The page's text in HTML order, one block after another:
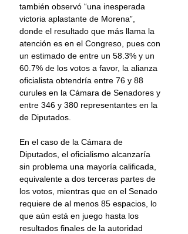
también observó “una inesperada
victoria aplastante de Morena”,
donde el resultado que más llama la
atención es en el Congreso, pues con
un estimado de entre un 58.3% y un
60.7% de los votos a favor, la alianza
oficialista obtendría entre 76 y 88
curules en la Cámara de Senadores y
entre 346 y 380 representantes en la
de Diputados.
En el caso de la Cámara de
Diputados, el oficialismo alcanzaría
sin problema una mayoría calificada,
equivalente a dos terceras partes de
los votos, mientras que en el Senado
requiere de al menos 85 espacios, lo
que aún está en juego hasta los
resultados finales de la autoridad